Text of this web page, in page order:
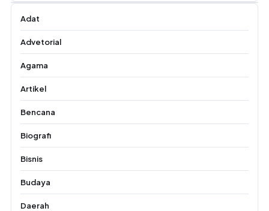
Adat
Advetorial
Agama
Artikel
Bencana
Biografi
Bisnis
Budaya
Daerah